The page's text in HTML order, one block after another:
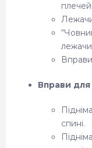
плечей.
Лежачи
лежачи
Вправи для
спині.